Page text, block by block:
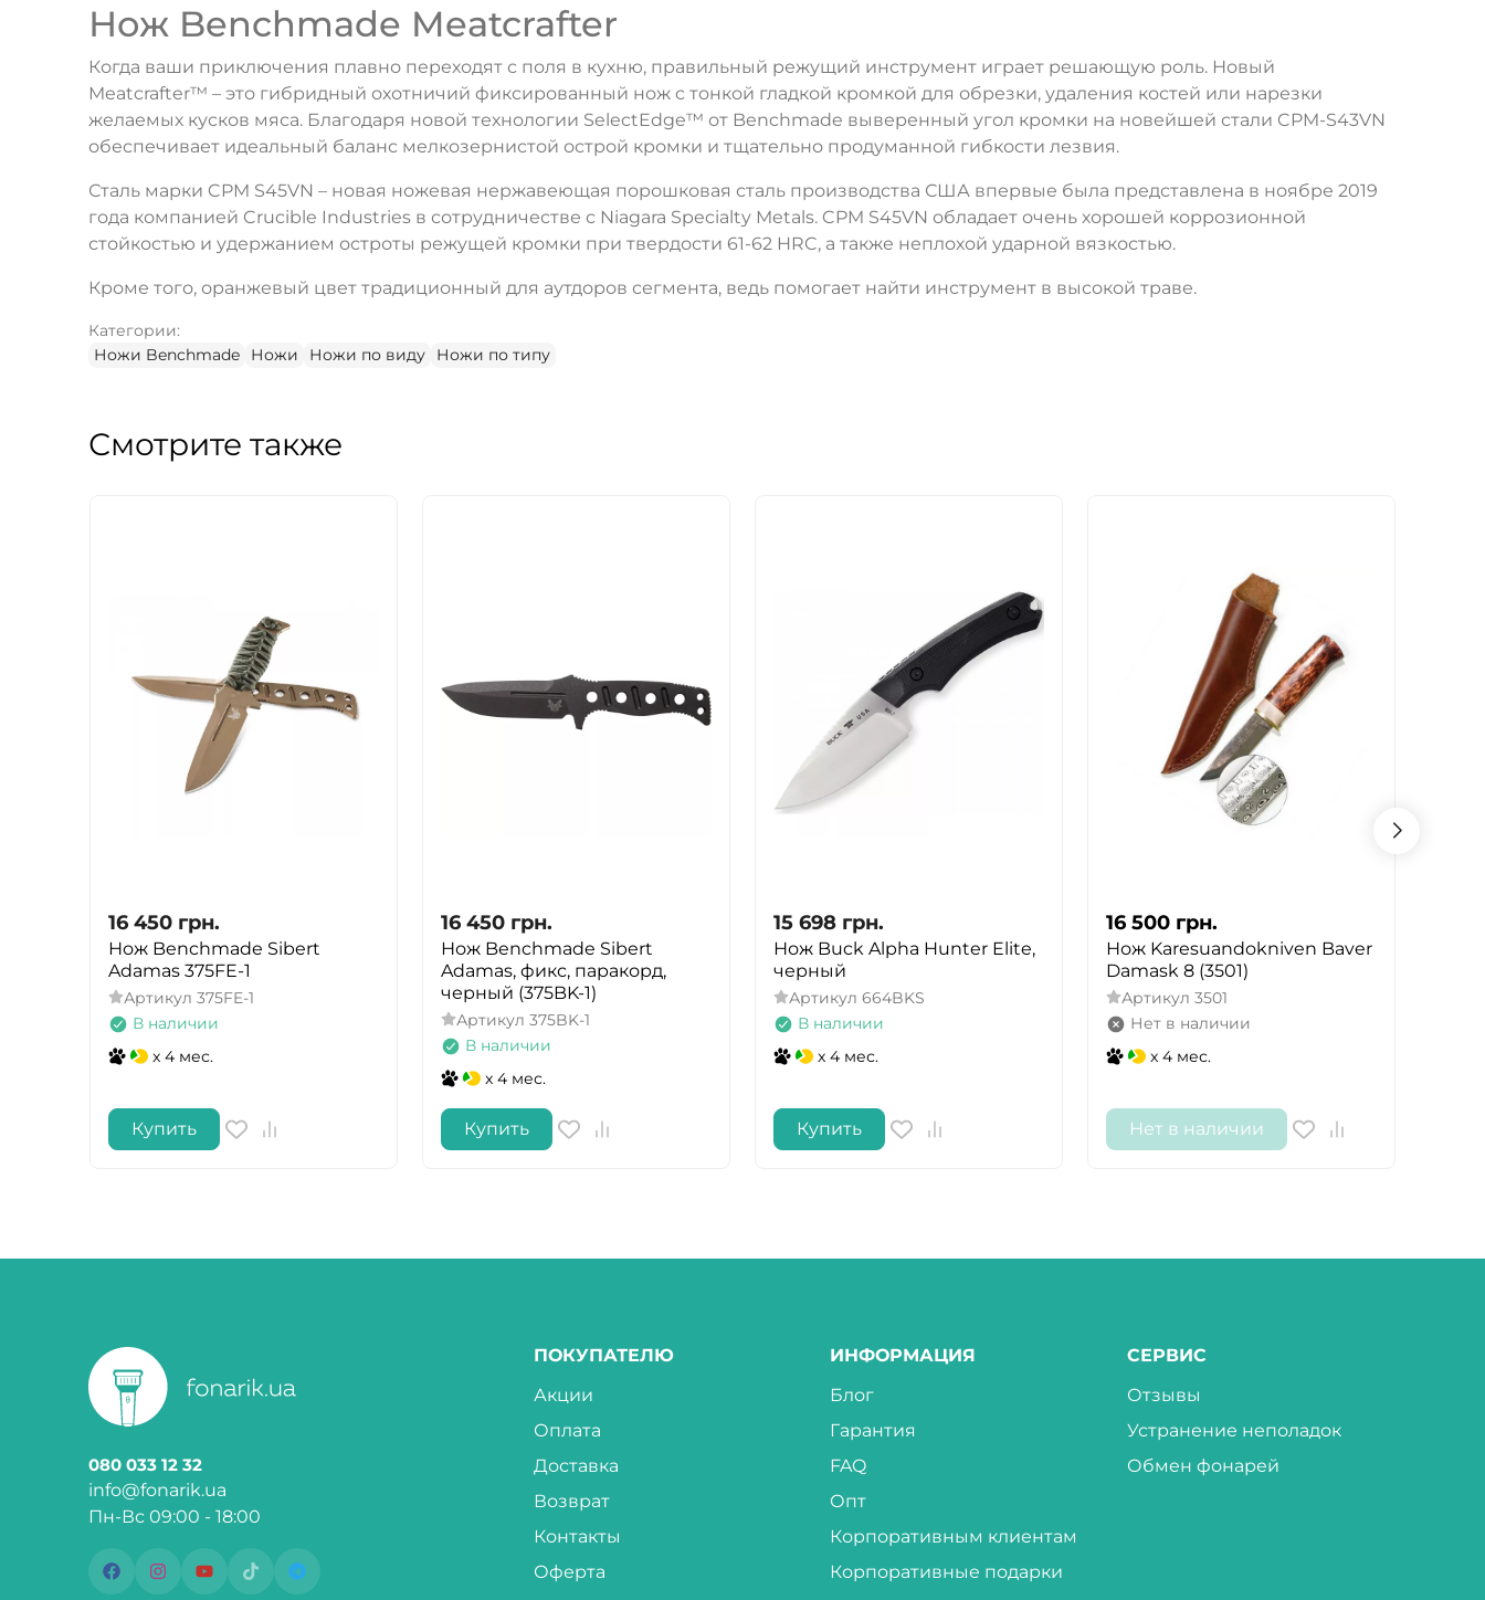
Нож Benchmade Meatcrafter
Когда ваши приключения плавно переходят с поля в кухню, правильный режущий инструмент играет решающую роль. Новый
Meatcrafter™ – это гибридный охотничий фиксированный нож с тонкой гладкой кромкой для обрезки, удаления костей или нарезки
желаемых кусков мяса. Благодаря новой технологии SelectEdge™ от Benchmade выверенный угол кромки на новейшей стали CPM-S43VN
обеспечивает идеальный баланс мелкозернистой острой кромки и тщательно продуманной гибкости лезвия.
Сталь марки CPM S45VN – новая ножевая нержавеющая порошковая сталь производства США впервые была представлена в ноябре 2019
года компанией Crucible Industries в сотрудничестве с Niagara Specialty Metals. CPM S45VN обладает очень хорошей коррозионной
стойкостью и удержанием остроты режущей кромки при твердости 61-62 HRC, а также неплохой ударной вязкостью.
Кроме того, оранжевый цвет традиционный для аутдоров сегмента, ведь помогает найти инструмент в высокой траве.
Категории:
Ножи Benchmade
Ножи Ножи по виду Ножи по типу
Смотрите также
16 450 грн.
Нож Benchmade Sibert
Adamas 375FE-1
Артикул 375FE-1
В наличии
x 4 мес.
Купить
16 450 грн.
Нож Benchmade Sibert
Adamas, фикс, паракорд,
черный (375BK-1)
Артикул 375BK-1
В наличии
x 4 мес.
Купить
15 698 грн.
Нож Buck Alpha Hunter Elite,
черный
Артикул 664BKS
В наличии
x 4 мес.
Купить
16 500 грн.
Нож Karesuandokniven Baver
Damask 8 (3501)
Артикул 3501
Нет в наличии
x 4 мес.
Нет в наличии
080 033 12 32
info@fonarik.ua
Пн-Вс 09:00 - 18:00
ПОКУПАТЕЛЮ
Акции
Оплата
Доставка
Возврат
Контакты
Оферта
ИНФОРМАЦИЯ
Блог
Гарантия
FAQ
Опт
Корпоративным клиентам
Корпоративные подарки
СЕРВИС
Отзывы
Устранение неполадок
Обмен фонарей